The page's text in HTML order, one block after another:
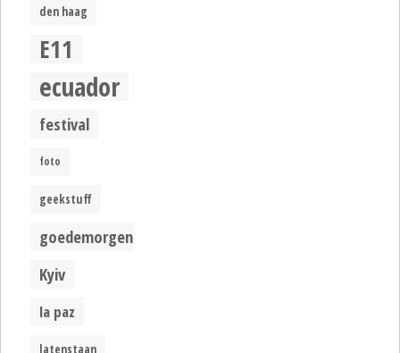
den haag
E11
ecuador
festival
foto
geekstuff
goedemorgen
Kyiv
la paz
latenstaan